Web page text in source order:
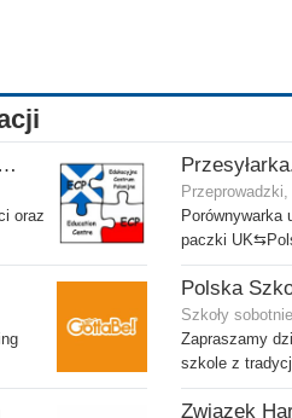
ECP - Edukacyjne Centrum Polonijne SCIO - Musselburgh
oraz
Porównywarka
paczki
Szkoły
Zapraszamy
szkole z